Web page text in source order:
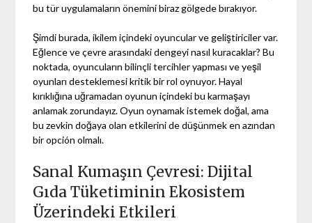
bu tür uygulamaların önemini biraz gölgede bırakıyor.
Şimdi burada, ikilem içindeki oyuncular ve geliştiriciler var.
Eğlence ve çevre arasındaki dengeyi nasıl kuracaklar? Bu
noktada, oyuncuların bilinçli tercihler yapması ve yeşil
oyunları desteklemesi kritik bir rol oynuyor. Hayal
kırıklığına uğramadan oyunun içindeki bu karmaşayı
anlamak zorundayız. Oyun oynamak istemek doğal, ama
bu zevkin doğaya olan etkilerini de düşünmek en azından
bir opción olmalı.
Sanal Kumaşın Çevresi: Dijital
Gıda Tüketiminin Ekosistem
Üzerindeki Etkileri